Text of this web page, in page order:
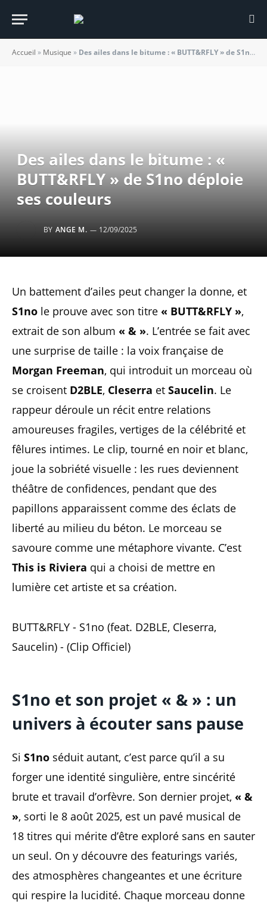
Accueil » Musique » Des ailes dans le bitume : « BUTT&RFLY » de S1no déploie ses couleurs
Des ailes dans le bitume : «
BUTT&RFLY » de S1no déploie
ses couleurs
BY ANGE M. 12/09/2025
Un battement d’ailes peut changer la donne, et
S1no le prouve avec son titre « BUTT&RFLY »,
extrait de son album « & ». L’entrée se fait avec
une surprise de taille : la voix française de
Morgan Freeman, qui introduit un morceau où
se croisent D2BLE, Cleserra et Saucelin. Le
rappeur déroule un récit entre relations
amoureuses fragiles, vertiges de la célébrité et
fêlures intimes. Le clip, tourné en noir et blanc,
joue la sobriété visuelle : les rues deviennent
théâtre de confidences, pendant que des
papillons apparaissent comme des éclats de
liberté au milieu du béton. Le morceau se
savoure comme une métaphore vivante. C’est
This is Riviera qui a choisi de mettre en
lumière cet artiste et sa création.
BUTT&RFLY - S1no (feat. D2BLE, Cleserra,
Saucelin) - (Clip Officiel)
S1no et son projet « & » : un
univers à écouter sans pause
Si S1no séduit autant, c’est parce qu’il a su
forger une identité singulière, entre sincérité
brute et travail d’orfèvre. Son dernier projet, « &
», sorti le 8 août 2025, est un pavé musical de
18 titres qui mérite d’être exploré sans en sauter
un seul. On y découvre des featurings variés,
des atmosphères changeantes et une écriture
qui respire la lucidité. Chaque morceau donne